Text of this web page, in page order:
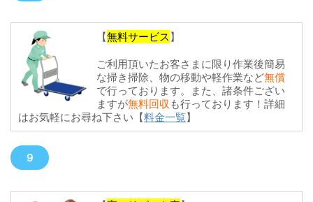
【無料サービス 】
ご利用頂いたお客さまに限り作業後簡易
な掃き掃除、物の移動や軽作業など無償
で行っております。また、諸条件ござい
ますが無料回収 も行っております！詳細
はお気軽にお尋ね下さい【料金一覧】
９